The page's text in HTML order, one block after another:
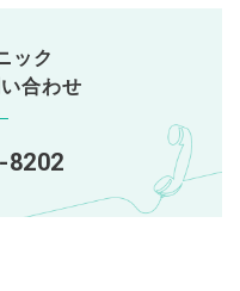
ック
合わせ
8202